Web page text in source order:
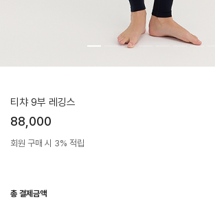
티챠 9부 레깅스
88,000
회원 구매 시 3% 적립
총 결제금액